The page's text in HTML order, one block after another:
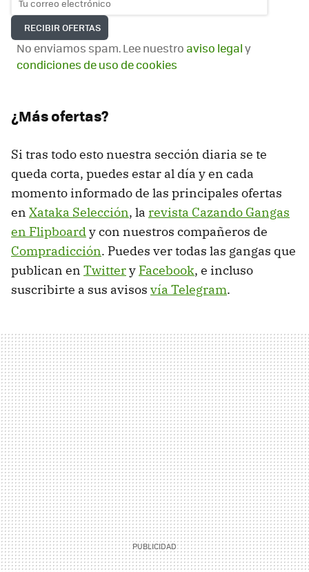
No enviamos spam. Lee nuestro aviso legaly
condiciones de uso de cookies
¿Más ofertas?
Si tras todo esto nuestra sección diaria se te
queda corta, puedes estar al día y en cada
momento informado de las principales ofertas
en Xataka Selección, la revista Cazando Gangas
en Flipboardy con nuestros compañeros de
Compradicción. Puedes ver todas las gangas que
publican en Twittery Facebook, e incluso
suscribirte a sus avisos vía Telegram.